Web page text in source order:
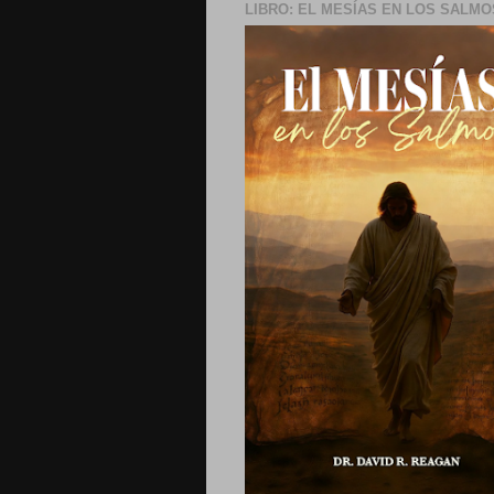
LIBRO: EL MESÍAS EN LOS